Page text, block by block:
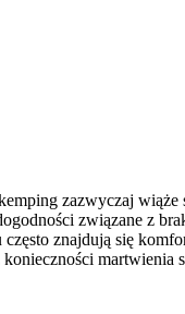
zazwyczaj
związane z
znajdują się
martwienia